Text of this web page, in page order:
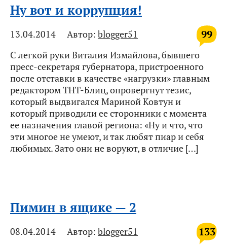
Ну вот и коррупция!
99
13.04.2014 Автор: blogger51
С легкой руки Виталия Измайлова, бывшего
пресс-секретаря губернатора, пристроенного
после отставки в качестве «нагрузки» главным
редактором ТНТ-Блиц, опровергнут тезис,
который выдвигался Мариной Ковтун и
который приводили ее сторонники с момента
ее назначения главой региона: «Ну и что, что
эти многое не умеют, и так любят пиар и себя
любимых. Зато они не воруют, в отличие […]
Пимин в ящике — 2
133
08.04.2014 Автор: blogger51